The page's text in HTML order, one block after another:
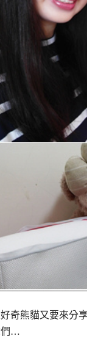
奇熊貓又要來分
們…